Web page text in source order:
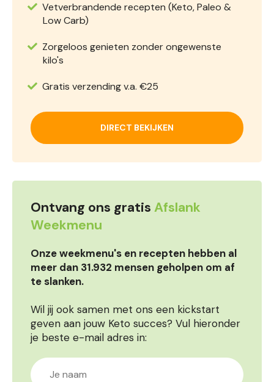
Vetverbrandende recepten (Keto, Paleo &
Low Carb)
Zorgeloos genieten zonder ongewenste
kilo's
Gratis verzending v.a. €25
DIRECT BEKIJKEN
Ontvang ons gratis Afslank
Weekmenu
Onze weekmenu's en recepten hebben al
meer dan 31.932 mensen geholpen om af
te slanken.
Wil jij ook samen met ons een kickstart
geven aan jouw Keto succes? Vul hieronder
je beste e-mail adres in: